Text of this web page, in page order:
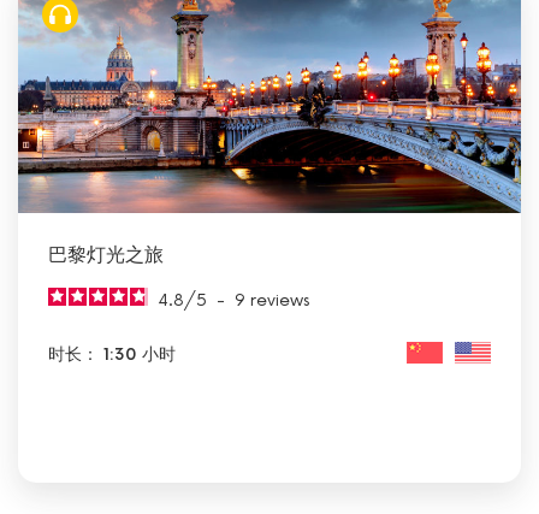
巴黎灯光之旅
4.8/5 - 9 reviews
时长： 1:30 小时